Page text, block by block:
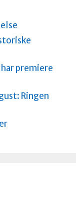
premiere
Ringen